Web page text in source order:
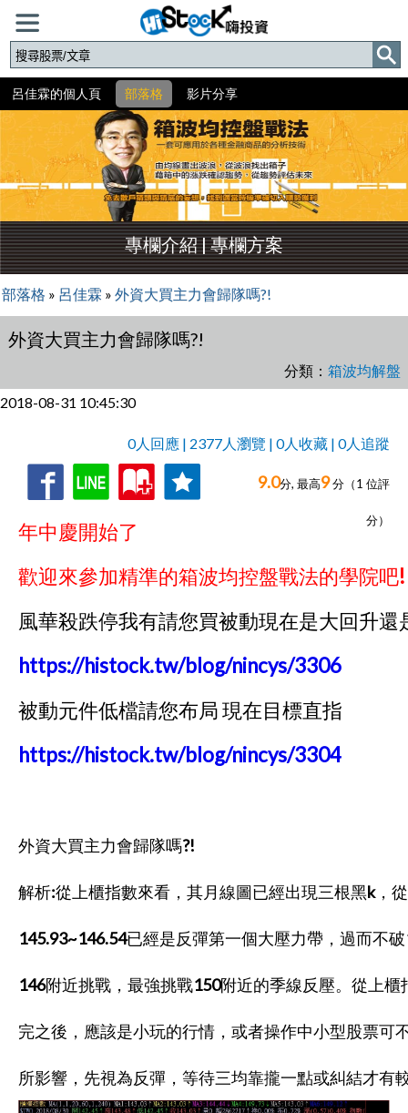
呂佳霖的個人頁 部落格 影片分享
專欄介紹|專欄方案
部落格 » 呂佳霖 » 外資大買主力會歸隊嗎?!
外資大買主力會歸隊嗎?!
分類： 箱波均解盤
2018-08-31 10:45:30
0人回應 | 2377人瀏覽 | 0人收藏 | 0人追蹤
收
藏
追 9.0分, 最高9分（1 位評
分）
年中慶開始了
歡迎來參加精準的箱波均控盤戰法的學院吧!
風華殺跌停我有請您買被動現在是大回升還
https://histock.tw/blog/nincys/3306
被動元件低檔請您布局 現在目標直指
https://histock.tw/blog/nincys/3304
外資大買主力會歸隊嗎?!
解析:從上櫃指數來看，其月線圖已經出現三根黑k，
145.93~146.54已經是反彈第一個大壓力帶，過而不
146附近挑戰，最強挑戰150附近的季線反壓。從上櫃
完之後，應該是小玩的行情，或者操作中小型股票可
所影響，先視為反彈，等待三均靠攏一點或糾結才有